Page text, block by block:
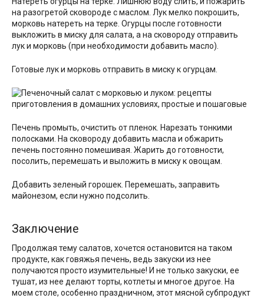
на разогретой сковороде с маслом. Лук мелко покрошить,
морковь натереть на терке. Огурцы после готовности
выкложить в миску для салата, а на сковороду отправить
лук и морковь (при необходимости добавить масло).
Готовые лук и морковь отправить в миску к огурцам.
Печень промыть, очистить от пленок. Нарезать тонкими
полосками. На сковороду добавить масла и обжарить
печень постоянно помешивая. Жарить до готовности,
посолить, перемешать и выложить в миску к овощам.
Добавить зеленый горошек. Перемешать, заправить
майонезом, если нужно подсолить.
Заключение
Продолжая тему салатов, хочется остановится на таком
продукте, как говяжья печень, ведь закуски из нее
получаются просто изумительные! И не только закуски, ее
тушат, из нее делают торты, котлеты и многое другое. На
моем столе, особенно праздничном, этот мясной субпродукт